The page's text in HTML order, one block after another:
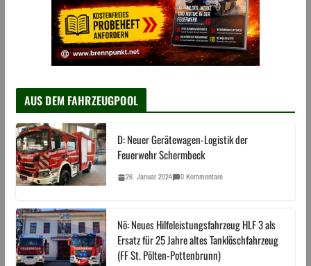
AUS DEM FAHRZEUGPOOL
D: Neuer Gerätewagen-Logistik der
Feuerwehr Schermbeck
26. Januar 2024 0 Kommentare
Nö: Neues Hilfeleistungsfahrzeug HLF 3 als
Ersatz für 25 Jahre altes Tanklöschfahrzeug
(FF St. Pölten-Pottenbrunn)